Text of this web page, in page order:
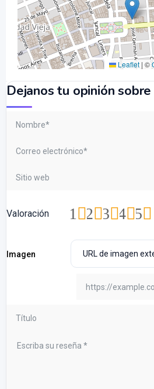
Leaflet | ©
Dejanos tu opinión
Valoración 5
4
3
2
1
Imagen